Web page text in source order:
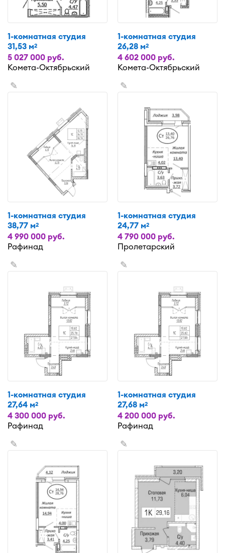
1-комнатная студия
31,53 м2
5 027 000 руб.
Комета-Октябрьский
1-комнатная студия
26,28 м2
4 602 000 руб.
Комета-Октябрьский
✎
1-комнатная студия
38,77 м2
4 990 000 руб.
Рафинад
✎
1-комнатная студия
24,77 м2
4 790 000 руб.
Пролетарский
✎
1-комнатная студия
27,64 м2
4 300 000 руб.
Рафинад
✎
1-комнатная студия
27,68 м2
4 200 000 руб.
Рафинад
✎ ✎